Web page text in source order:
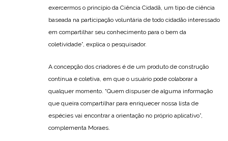
exercermos o princípio da Ciência Cidadã, um tipo de ciência
baseada na participação voluntária de todo cidadão interessado
em compartilhar seu conhecimento para o bem da
coletividade”, explica o pesquisador.
A concepção dos criadores é de um produto de construção
contínua e coletiva, em que o usuário pode colaborar a
qualquer momento. “Quem dispuser de alguma informação
que queira compartilhar para enriquecer nossa lista de
espécies vai encontrar a orientação no próprio aplicativo”,
complementa Moraes.